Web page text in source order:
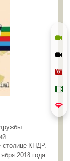
столице КНДР.
2018 года.